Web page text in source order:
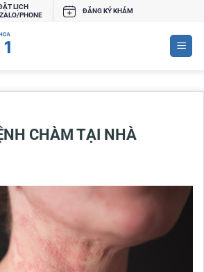
LỊCH
PHONE
ĐĂNG KÝ KHÁM
CHÀM TẠI NHÀ